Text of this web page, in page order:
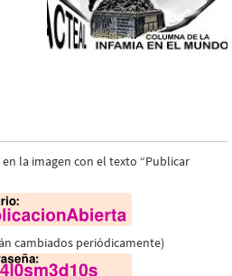
en la imagen con el texto “Publicar
cambiados periódicamente)